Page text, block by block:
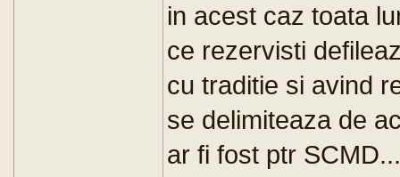
in acest caz toata
ce rezervisti
cu traditie si avind
se delimiteaza de
ar fi fost ptr SCMD...